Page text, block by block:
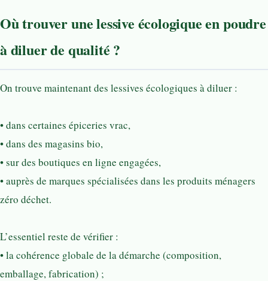
Où trouver une lessive écologique en poudre
à diluer de qualité ?
On trouve maintenant des lessives écologiques à diluer :
• dans certaines épiceries vrac,
• dans des magasins bio,
• sur des boutiques en ligne engagées,
• auprès de marques spécialisées dans les produits ménagers
zéro déchet.
L’essentiel reste de vérifier :
• la cohérence globale de la démarche (composition,
emballage, fabrication) ;